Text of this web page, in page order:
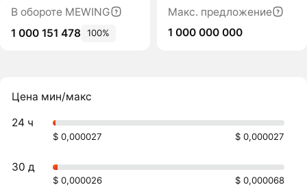
В обороте MEWING
1 000 151 478 100%
Макс. предложение
1 000 000 000
Цена мин/макс
24 ч
$ 0,000027 $ 0,000027
30 д
$ 0,000026 $ 0,000068